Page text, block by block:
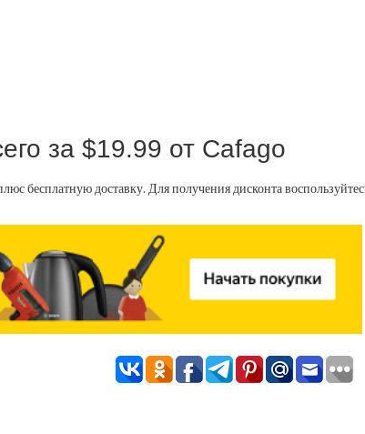
за $19.99 от Cafago
бесплатную доставку. Для получения дисконта